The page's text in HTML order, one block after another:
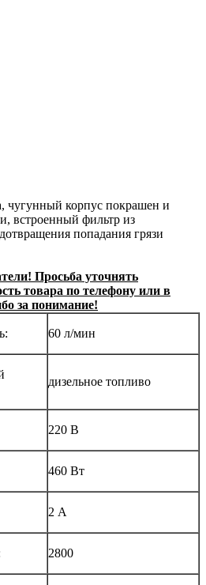
чугунный корпус покрашен и
встроенный фильтр из
попадания грязи
Просьба уточнять
товара по телефону или в
за понимание!
60 л/мин
дизельное топливо
220 В
460 Вт
2 А
2800